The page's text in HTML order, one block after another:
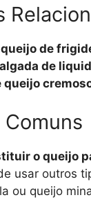
queijo de
de
queijo
o queijo
usar outros
ou queijo